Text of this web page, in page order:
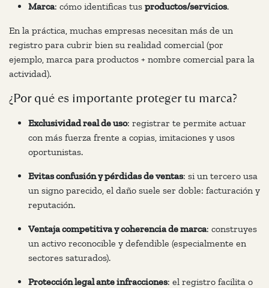
Marca: cómo identificas tus productos/servicios.
En la práctica, muchas empresas necesitan más de un
registro para cubrir bien su realidad comercial (por
ejemplo, marca para productos + nombre comercial para la
actividad).
¿Por qué es importante proteger tu marca?
Exclusividad real de uso: registrar te permite actuar
con más fuerza frente a copias, imitaciones y usos
oportunistas.
Evitas confusión y pérdidas de ventas: si un tercero usa
un signo parecido, el daño suele ser doble: facturación y
reputación.
Ventaja competitiva y coherencia de marca: construyes
un activo reconocible y defendible (especialmente en
sectores saturados).
Protección legal ante infracciones: el registro facilita o